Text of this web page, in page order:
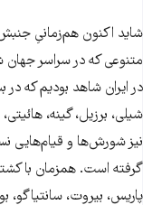
متنوعی که در سراسر جهان
در ایران شاهد بودیم که در
شیلی، برزیل، گینه،
نیز شورش‌ها و
گرفته است. همزمان با
پاریس، بیروت، سانتیاگو،